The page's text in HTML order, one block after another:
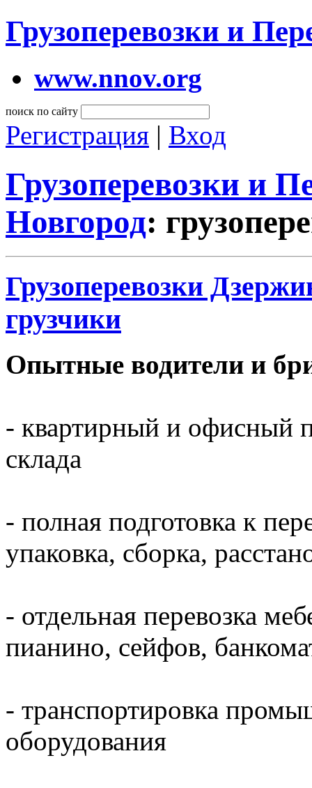
Грузоперевозки и
www.nnov.org
поиск по сайту
Регистрация | Вход
Грузоперевозки и
Новгород:
Грузоперевозки
грузчики
Опытные водители и
- квартирный и офисный
склада
- полная подготовка к
упаковка, сборка,
- отдельная перевозка
пианино, сейфов,
- транспортировка
оборудования